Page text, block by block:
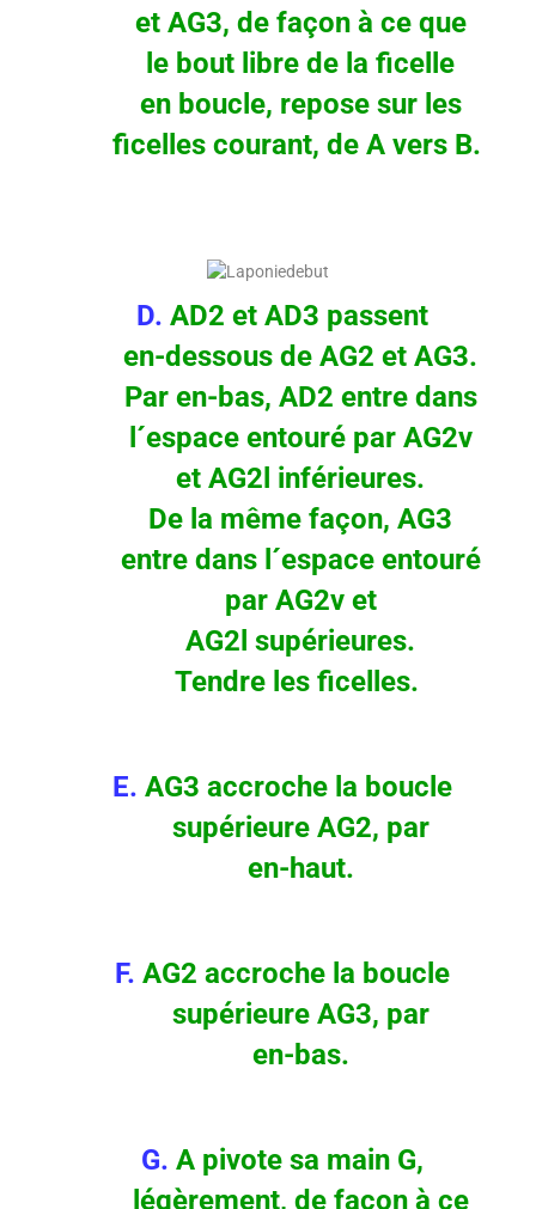
et AG3, de façon à ce que
le bout libre de la ficelle
en boucle, repose sur les
ficelles courant, de A vers B.
D. AD2 et AD3 passent
en-dessous de AG2 et AG3.
Par en-bas, AD2 entre dans
l´espace entouré par AG2v
et AG2l inférieures.
De la même façon, AG3
entre dans l´espace entouré
par AG2v et
AG2l supérieures.
Tendre les ficelles.
E. AG3 accroche la boucle
supérieure AG2, par
en-haut.
F. AG2 accroche la boucle
supérieure AG3, par
en-bas.
G. A pivote sa main G,
légèrement, de façon à ce